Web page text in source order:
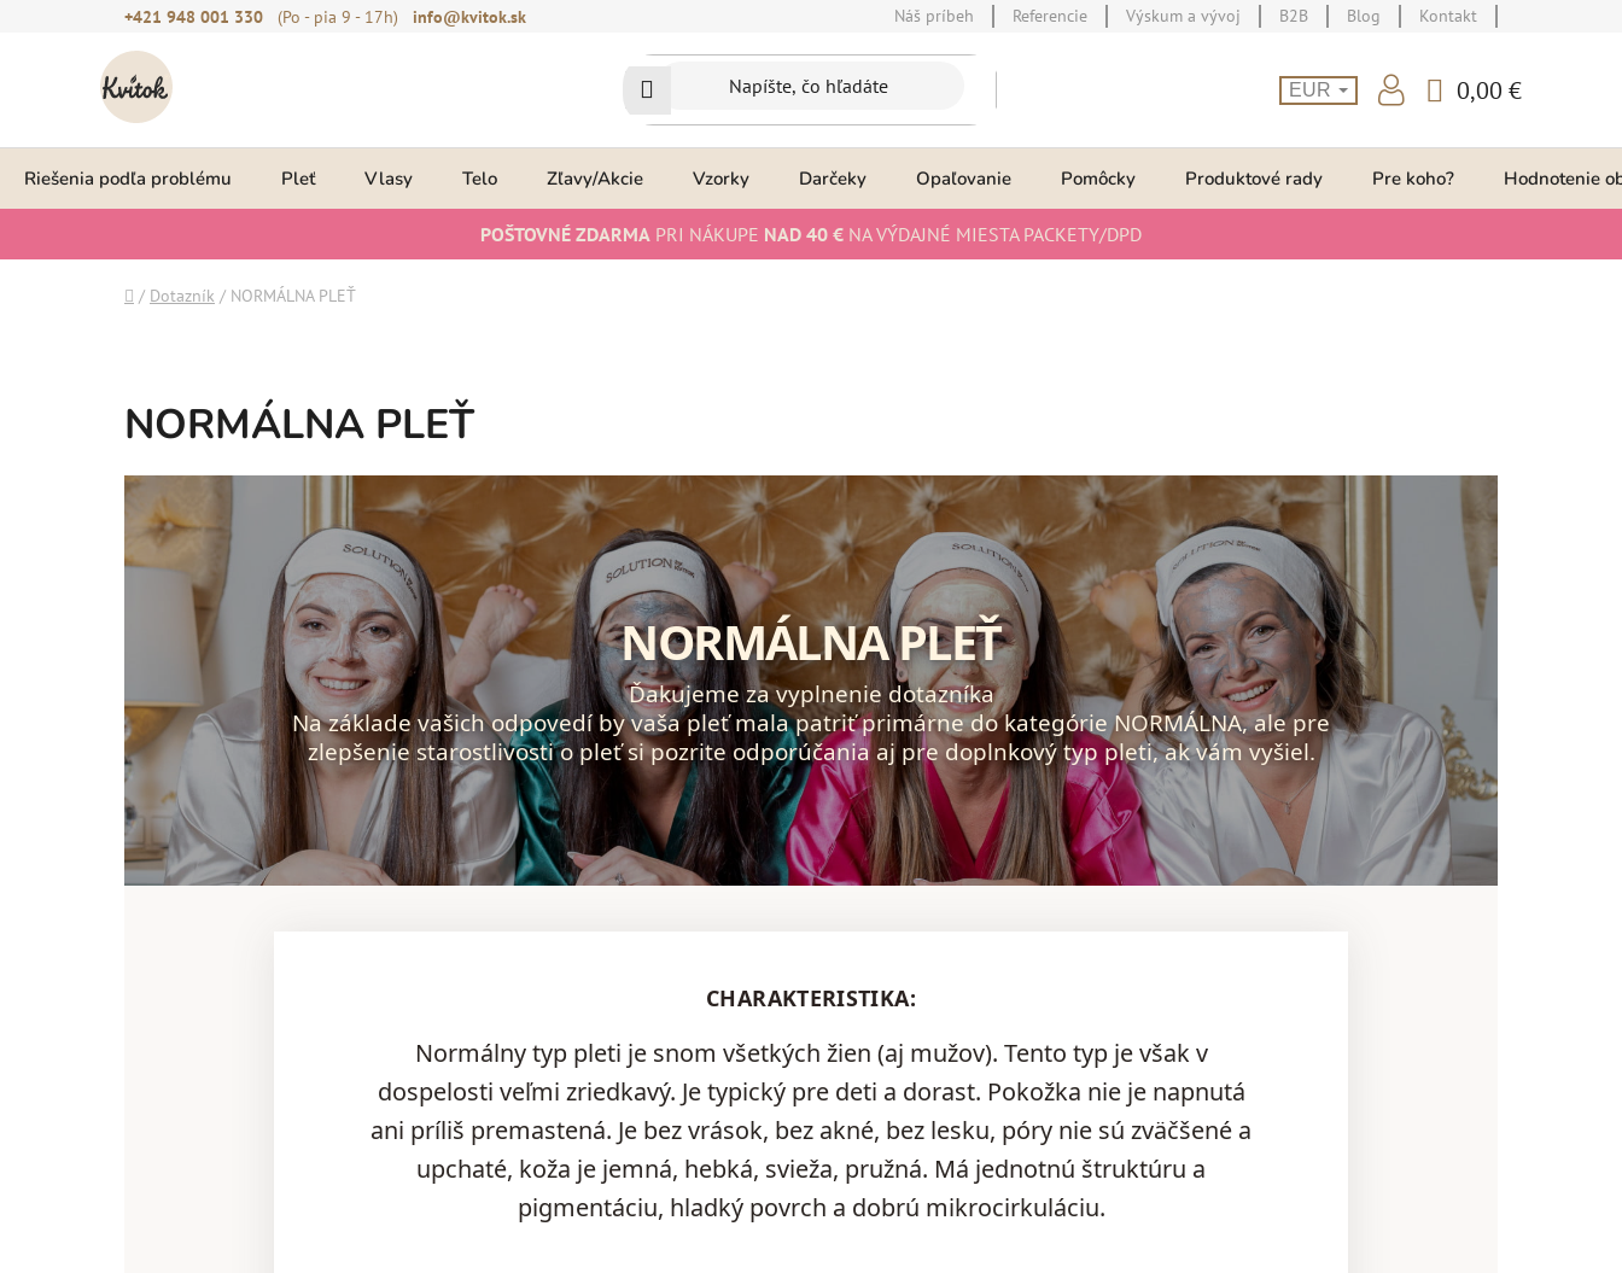
+421 948 001 330 (Po - pia 9 - 17h) info@kvitok.sk Náš príbeh Referencie Výskum a vývoj B2B Blog Kontakt
EUR
KOŠÍK
0,00 €
Riešenia podľa problému Pleť Vlasy Telo Zľavy/Akcie Vzorky Darčeky Opaľovanie Pomôcky Produktové rady Pre koho? Hodnotenie
POŠTOVNÉ ZDARMA PRI NÁKUPE NAD 40 € NA VÝDAJNÉ MIESTA PACKETY/DPD
Domov
/ Dotazník / NORMÁLNA PLEŤ
NORMÁLNA PLEŤ
NORMÁLNA PLEŤ
Ďakujeme za vyplnenie dotazníka
Na základe vašich odpovedí by vaša pleť mala patriť primárne do kategórie NORMÁLNA, ale pre
zlepšenie starostlivosti o pleť si pozrite odporúčania aj pre doplnkový typ pleti, ak vám vyšiel.
CHARAKTERISTIKA:
Normálny typ pleti je snom všetkých žien (aj mužov). Tento typ je však v
dospelosti veľmi zriedkavý. Je typický pre deti a dorast. Pokožka nie je napnutá
ani príliš premastená. Je bez vrások, bez akné, bez lesku, póry nie sú zväčšené a
upchaté, koža je jemná, hebká, svieža, pružná. Má jednotnú štruktúru a
pigmentáciu, hladký povrch a dobrú mikrocirkuláciu.